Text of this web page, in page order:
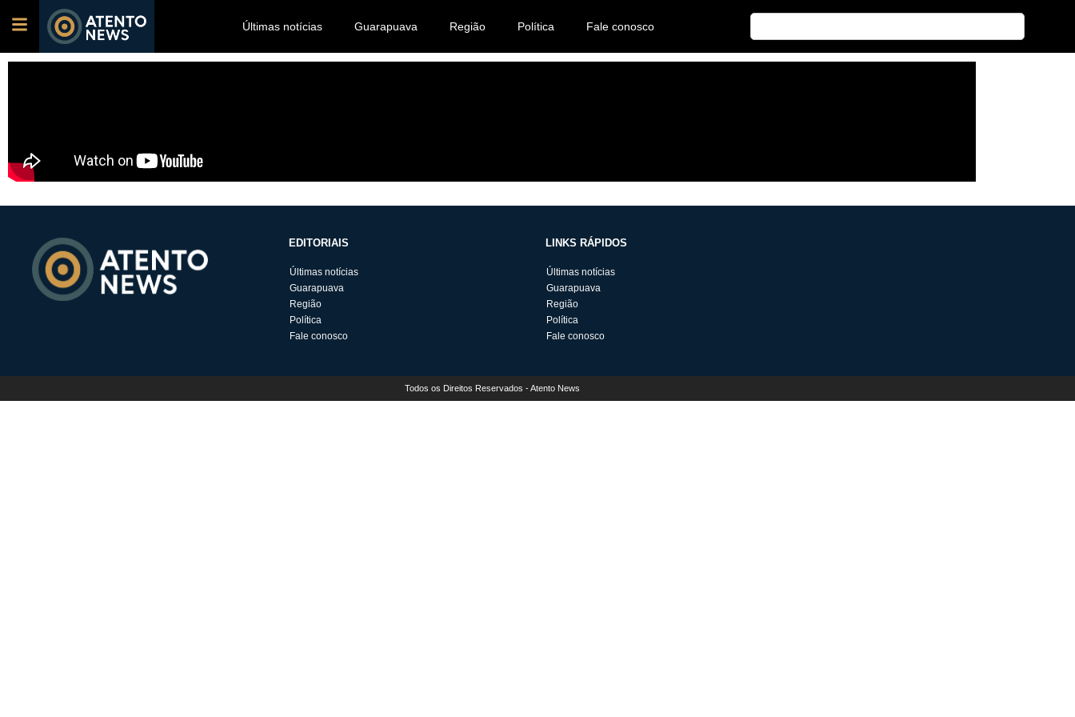
Últimas notícias Guarapuava Região Política Fale conosco
EDITORIAIS
Últimas notícias
Guarapuava
Região
Política
Fale conosco
LINKS RÁPIDOS
Últimas notícias
Guarapuava
Região
Política
Fale conosco
Todos os Direitos Reservados - Atento News